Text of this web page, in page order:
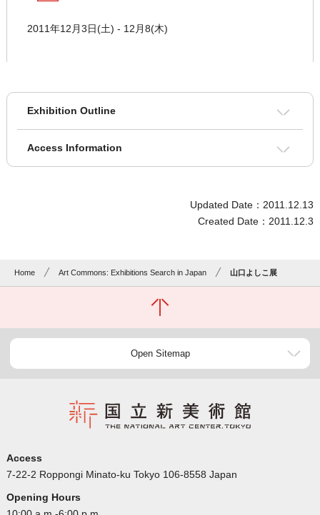
2011年12月3日(土) ‐ 12月8(木)
Exhibition Outline
Access Information
Updated Date：2011.12.13
Created Date：2011.12.3
Home Art Commons: Exhibitions Search in Japan 山口よしこ展
Open Sitemap
Access
7-22-2 Roppongi Minato-ku Tokyo 106-8558 Japan
Opening Hours